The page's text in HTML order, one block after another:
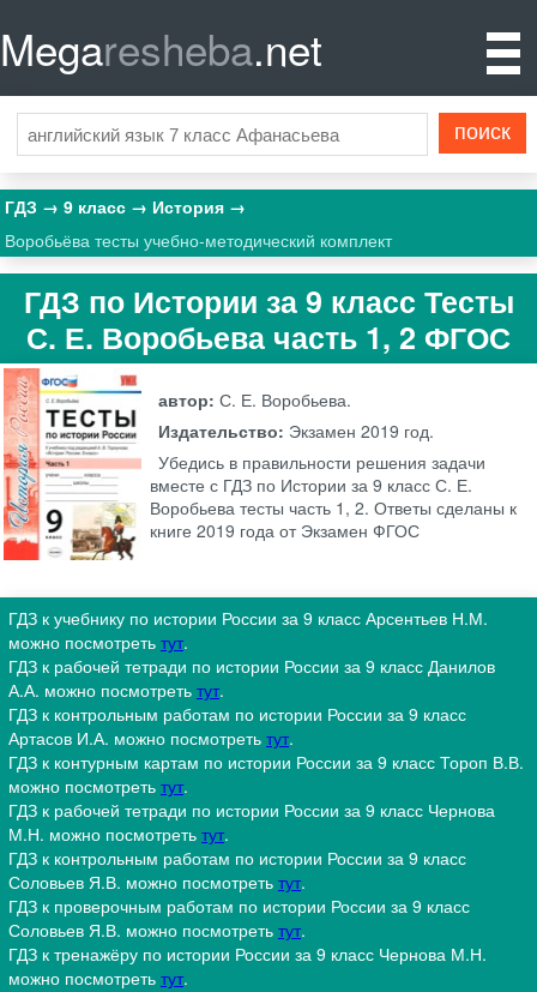
Megaresheba.net
ГДЗ 9 класс
История
Воробьёва тесты учебно-методический комплект
ГДЗ по Истории за 9 класс Тесты
С. Е. Воробьева часть 1, 2 ФГОС
автор:С. Е. Воробьева.
Издательство: Экзамен 2019 год.
Убедись в правильности решения задачи
вместе с ГДЗ по Истории за 9 класс С. Е.
Воробьева тесты часть 1, 2. Ответы сделаны к
книге 2019 года от Экзамен ФГОС
ГДЗ к учебнику по истории России за 9 класс Арсентьев Н.М.
можно посмотреть тут.
ГДЗ к рабочей тетради по истории России за 9 класс Данилов
А.А. можно посмотреть тут.
ГДЗ к контрольным работам по истории России за 9 класс
Артасов И.А. можно посмотреть тут.
ГДЗ к контурным картам по истории России за 9 класс Тороп В.В.
можно посмотреть тут.
ГДЗ к рабочей тетради по истории России за 9 класс Чернова
М.Н. можно посмотреть тут.
ГДЗ к контрольным работам по истории России за 9 класс
Соловьев Я.В. можно посмотреть тут.
ГДЗ к проверочным работам по истории России за 9 класс
Соловьев Я.В. можно посмотреть тут.
ГДЗ к тренажёру по истории России за 9 класс Чернова М.Н.
можно посмотреть тут.